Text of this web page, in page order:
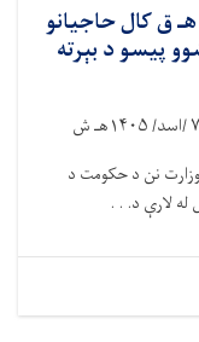
د ارشاد، حج او اوقافو وزارت د ۱۴۴۷هـ ق کال حاجیانو
پیسو د بېرته
۷ / اسد/۱۴۰۵هـ ش
وزارت نن د حکومت د
له لارې د. . .